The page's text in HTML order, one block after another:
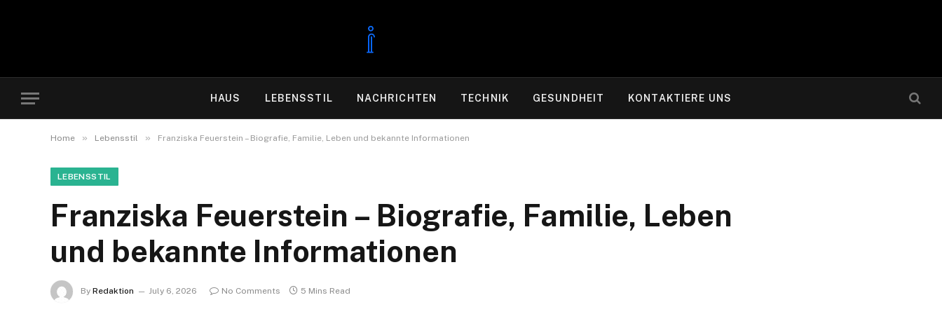
HAUS LEBENSSTIL NACHRICHTEN TECHNIK GESUNDHEIT KONTAKTIERE UNS
Home » Lebensstil » Franziska Feuerstein – Biografie, Familie, Leben und bekannte Informationen
LEBENSSTIL
Franziska Feuerstein – Biografie, Familie, Leben
und bekannte Informationen
By Redaktion July 6, 2026 No Comments 5 Mins Read